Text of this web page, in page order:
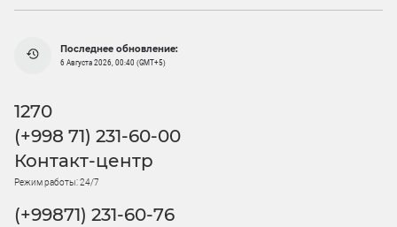
Последнее обновление:
6 Августа 2026, 00:40 (GMT+5)
1270
(+998 71) 231-60-00
Контакт-центр
Режим работы: 24/7
(+99871) 231-60-76